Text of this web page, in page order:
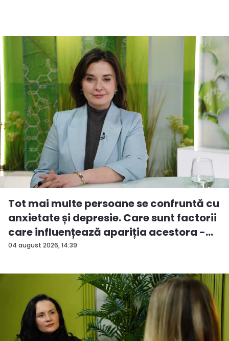
04 august 2026, 14:39
Tot mai multe persoane se confruntă cu
anxietate și depresie. Care sunt factorii
care influențează apariția acestora -
V...